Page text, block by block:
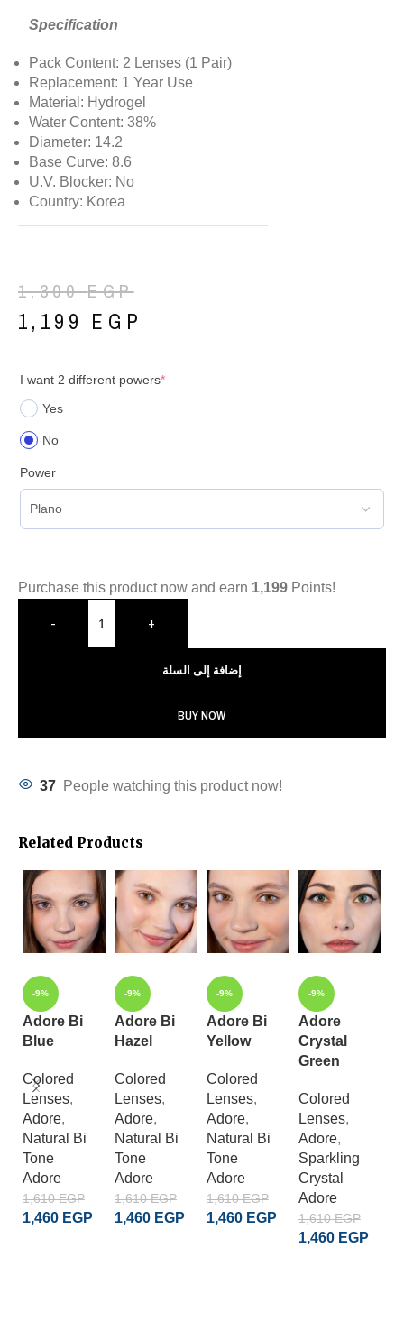
Specification
Pack Content: 2 Lenses (1 Pair)
Replacement: 1 Year Use
Material: Hydrogel
Water Content: 38%
Diameter: 14.2
Base Curve: 8.6
U.V. Blocker: No
Country: Korea
1,300EGP
1,199 EGP
I want 2 different powers*
Yes
No
Power
Purchase this product now and earn 1,199 Points!
- +
إضافة إلى السلة
BUY NOW
37 People watching this product now!
Related Products
-9%
Adore Bi
Blue
Colored
Lenses,
Adore,
Natural Bi
Tone
Adore
1,610EGP
1,460 EGP
-9%
Adore Bi
Hazel
Colored
Lenses,
Adore,
Natural Bi
Tone
Adore
1,610EGP
1,460 EGP
-9%
Adore Bi
Yellow
Colored
Lenses,
Adore,
Natural Bi
Tone
Adore
1,610EGP
1,460 EGP
-9%
Adore
Crystal
Green
Colored
Lenses,
Adore,
Sparkling
Crystal
Adore
1,610EGP
1,460 EGP